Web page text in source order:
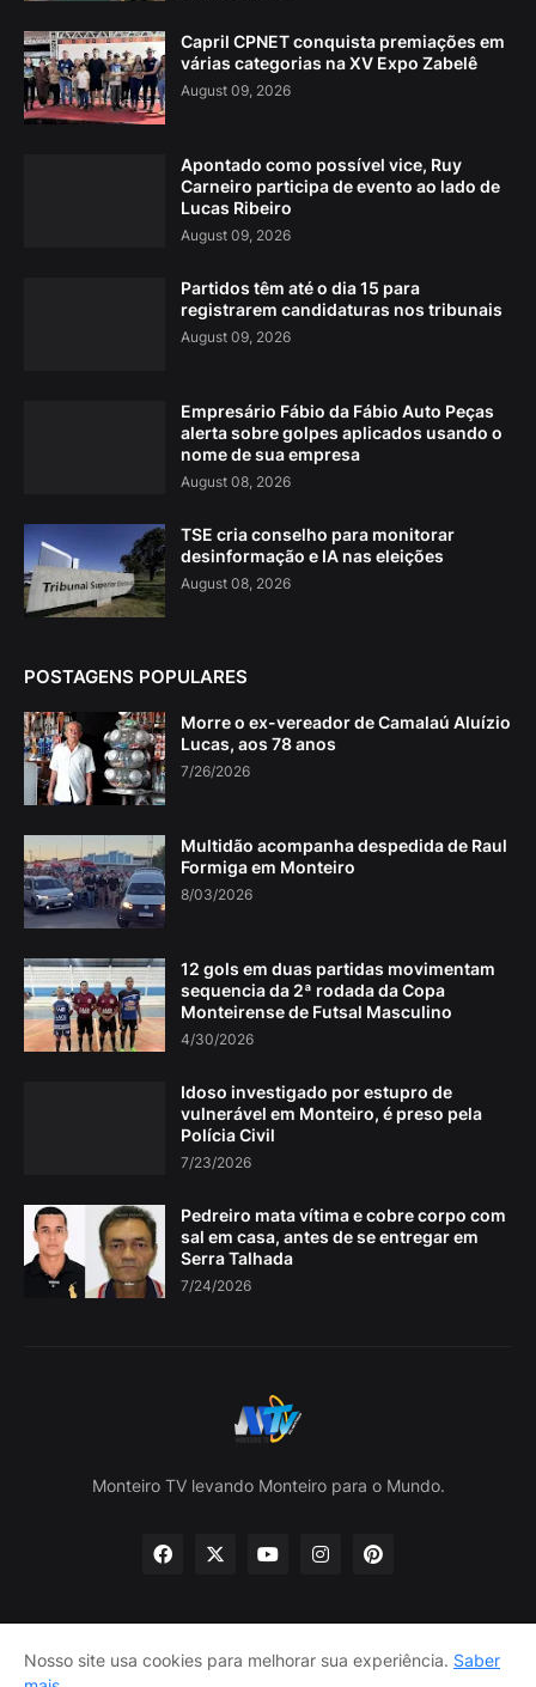
Capril CPNET conquista premiações em
várias categorias na XV Expo Zabelê
August 09, 2026
Apontado como possível vice, Ruy
Carneiro participa de evento ao lado de
Lucas Ribeiro
August 09, 2026
Partidos têm até o dia 15 para
registrarem candidaturas nos tribunais
August 09, 2026
Empresário Fábio da Fábio Auto Peças
alerta sobre golpes aplicados usando o
nome de sua empresa
August 08, 2026
TSE cria conselho para monitorar
desinformação e IA nas eleições
August 08, 2026
POSTAGENS POPULARES
Morre o ex-vereador de Camalaú Aluízio
Lucas, aos 78 anos
7/26/2026
Multidão acompanha despedida de Raul
Formiga em Monteiro
8/03/2026
12 gols em duas partidas movimentam
sequencia da 2ª rodada da Copa
Monteirense de Futsal Masculino
4/30/2026
Idoso investigado por estupro de
vulnerável em Monteiro, é preso pela
Polícia Civil
7/23/2026
Pedreiro mata vítima e cobre corpo com
sal em casa, antes de se entregar em
Serra Talhada
7/24/2026
Monteiro TV levando Monteiro para o Mundo.
Home Sobre nós política de Privacidade
Nosso site usa cookies para melhorar sua experiência. Saber